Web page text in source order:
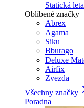
Statická
Oblíbené značky
Abrex
Agama
Siku
Bburago
Deluxe
Airfix
Zvezda
Všechny značky
Poradna